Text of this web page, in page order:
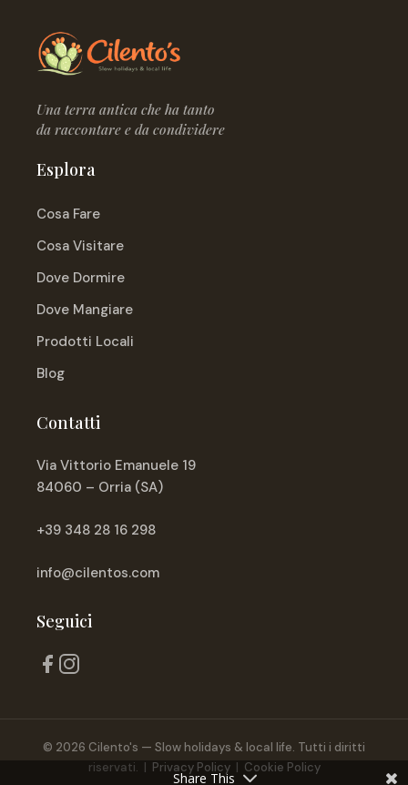
Share This
Una terra antica che ha tanto
da raccontare e da condividere
Esplora
Cosa Fare
Cosa Visitare
Dove Dormire
Dove Mangiare
Prodotti Locali
Blog
Contatti
Via Vittorio Emanuele 19
84060 – Orria (SA)
+39 348 28 16 298
info@cilentos.com
Seguici
© 2026 Cilento's — Slow holidays & local life. Tutti i diritti
riservati. | Privacy Policy| Cookie Policy